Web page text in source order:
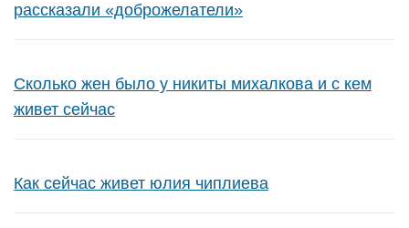
рассказали «доброжелатели»
Сколько жен было у никиты михалкова и с кем
живет сейчас
Как сейчас живет юлия чиплиева